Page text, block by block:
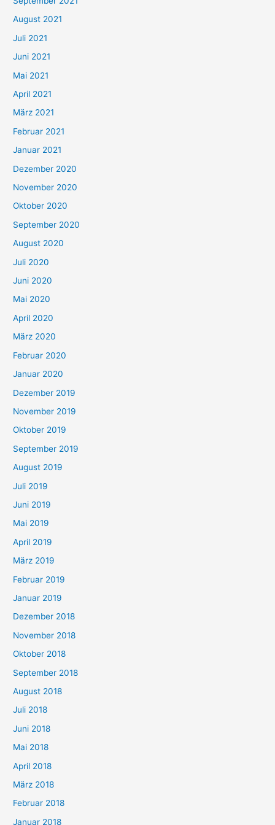
n
n
a
c
h
:
August 2021
Juli 2021
Juni 2021
Mai 2021
April 2021
März 2021
Februar 2021
Januar 2021
Dezember 2020
November 2020
Oktober 2020
September 2020
August 2020
Juli 2020
Juni 2020
Mai 2020
April 2020
März 2020
Februar 2020
Januar 2020
Dezember 2019
November 2019
Oktober 2019
September 2019
August 2019
Juli 2019
Juni 2019
Mai 2019
April 2019
März 2019
Februar 2019
Januar 2019
Dezember 2018
November 2018
Oktober 2018
September 2018
August 2018
Juli 2018
Juni 2018
Mai 2018
April 2018
März 2018
Februar 2018
Januar 2018